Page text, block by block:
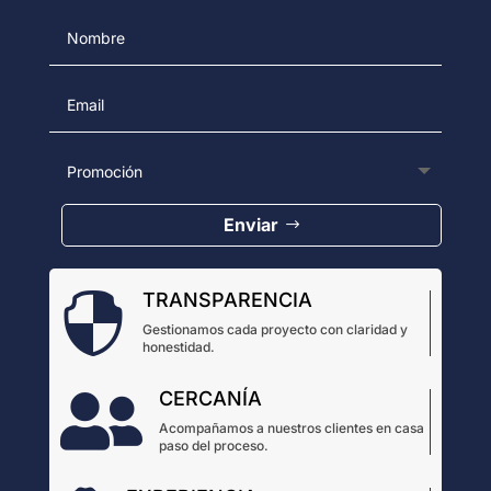
Enviar
 TRANSPARENCIA
Gestionamos cada proyecto con claridad y
honestidad.
 CERCANÍA
Acompañamos a nuestros clientes en casa
paso del proceso.